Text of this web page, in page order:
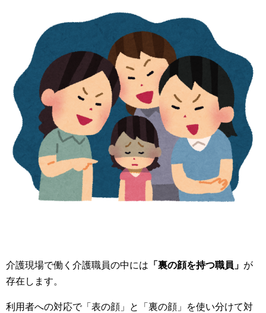
介護現場で働く介護職員の中には 「裏の顔を持つ職員」 が
存在します。
利用者への対応で「表の顔」と「裏の顔」を使い分けて対